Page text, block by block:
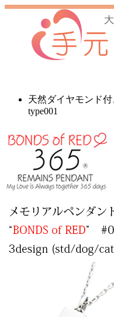
天然ダイヤモンド
type001